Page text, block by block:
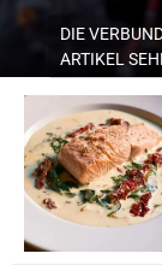
DIE
ARTIKEL